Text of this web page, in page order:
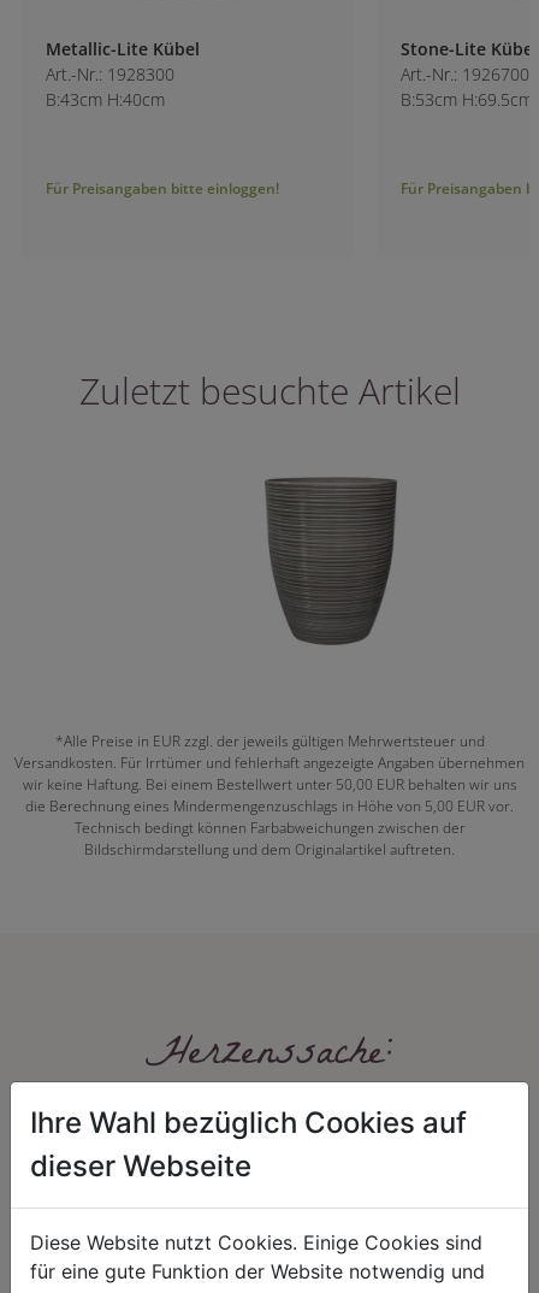
Metallic-Lite Kübel
Art.-Nr.: 1928300
B:43cm H:40cm
Für Preisangaben bitte einloggen!
Stone-Lite Kübel
Art.-Nr.: 1926700
B:53cm H:69.5cm
Für Preisangaben
Zuletzt besuchte Artikel
*Alle Preise in EUR zzgl. der jeweils gültigen Mehrwertsteuer und
Versandkosten. Für Irrtümer und fehlerhaft angezeigte Angaben übernehmen
wir keine Haftung. Bei einem Bestellwert unter 50,00 EUR behalten wir uns
die Berechnung eines Mindermengenzuschlags in Höhe von 5,00 EUR vor.
Technisch bedingt können Farbabweichungen zwischen der
Bildschirmdarstellung und dem Originalartikel auftreten.
Herzenssache:
HARMONIE FAIRNESS
Ihre Wahl bezüglich Cookies auf
dieser Webseite
Diese Website nutzt Cookies. Einige Cookies sind
für eine gute Funktion der Website notwendig und